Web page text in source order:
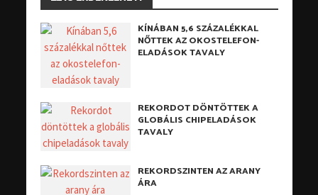
KÍNÁBAN 5,6 SZÁZALÉKKAL
NŐTTEK AZ OKOSTELEFON-
ELADÁSOK TAVALY
REKORDOT DÖNTÖTTEK A
GLOBÁLIS CHIPELADÁSOK
TAVALY
REKORDSZINTEN AZ ARANY
ÁRA